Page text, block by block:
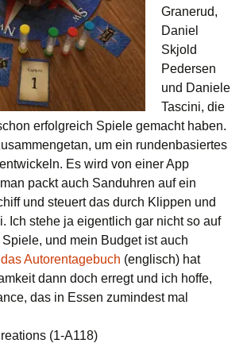
Granerud,
Daniel
Skjold
Pedersen
und Daniele
Tascini, die
erfolgreich Spiele gemacht haben.
um ein rundenbasiertes
Es wird von einer App
packt auch Sanduhren auf ein
und steuert das durch Klippen und
Ich stehe ja eigentlich gar nicht so auf
und mein Budget ist auch
das Autorentagebuch (englisch) hat
dann doch erregt und ich hoffe,
das in Essen zumindest mal
(1-A118)